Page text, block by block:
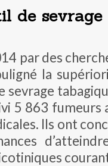
de
par des
la
sevrage
5 863 fumeurs
Ils ont